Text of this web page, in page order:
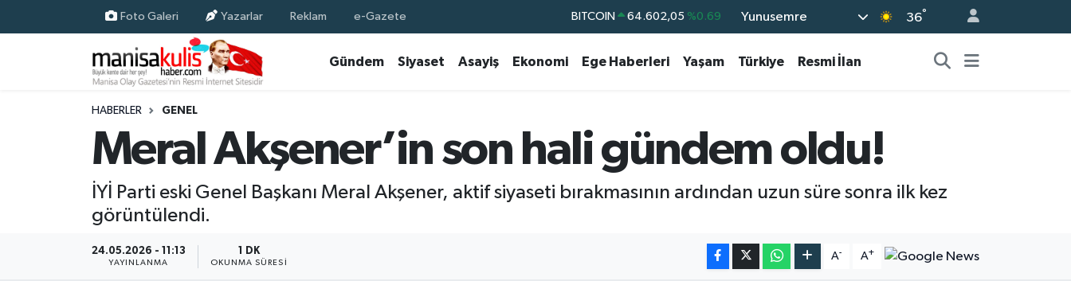
Foto Galeri Yazarlar Reklam e-Gazete BITCOIN 64.602,05 %0.69
GRAM ALTIN 6513.94 %0.32
BİST100 13.768 %48
Yunusemre 36°
Gündem Siyaset Asayiş Ekonomi Ege Haberleri Yaşam Türkiye Resmi İlan
HABERLER GENEL
Meral Akşener’in son hali gündem oldu!
İYİ Parti eski Genel Başkanı Meral Akşener, aktif siyaseti bırakmasının ardından uzun süre sonra ilk kez
görüntülendi.
24.05.2026 - 11:13
YAYINLANMA
1 DK
OKUNMA SÜRESI
A- A+
Ekonomi
Gündem
Resmi İlan
Yunusemre Nöbetçi Eczaneler
Yunusemre Trafik Yoğunluk Haritası
Süper Lig Puan Durumu ve Fikstür
Tüm Manşetler
Son Dakika Haberleri